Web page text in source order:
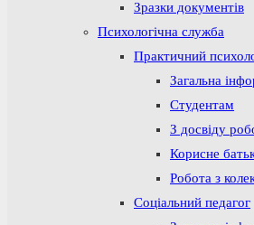
Зразки документів
Психологічна служба
Практичний
Загальна
Студентам
З досвіду
Корисне
Робота з
Соціальний педагог